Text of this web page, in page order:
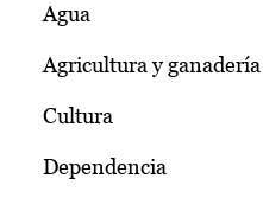
Agua
Agricultura y ganadería
Cultura
Dependencia